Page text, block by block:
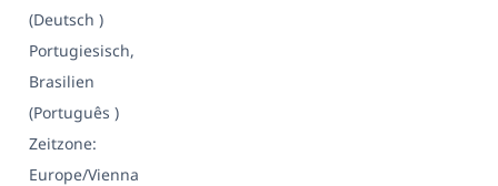
(Deutsch )
Portugiesisch,
Brasilien
(Português )
Zeitzone:
Europe/Vienna